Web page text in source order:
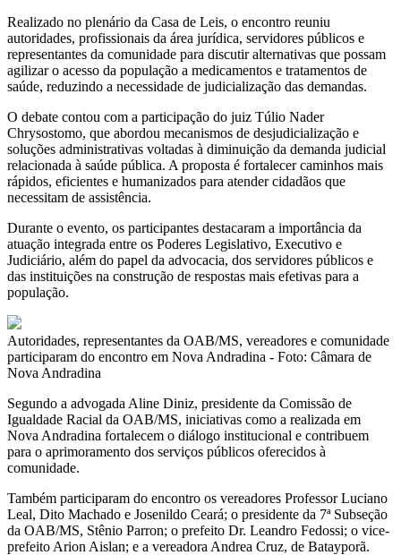
Realizado no plenário da Casa de Leis, o encontro reuniu
autoridades, profissionais da área jurídica, servidores públicos e
representantes da comunidade para discutir alternativas que possam
agilizar o acesso da população a medicamentos e tratamentos de
saúde, reduzindo a necessidade de judicialização das demandas.
O debate contou com a participação do juiz Túlio Nader
Chrysostomo, que abordou mecanismos de desjudicialização e
soluções administrativas voltadas à diminuição da demanda judicial
relacionada à saúde pública. A proposta é fortalecer caminhos mais
rápidos, eficientes e humanizados para atender cidadãos que
necessitam de assistência.
Durante o evento, os participantes destacaram a importância da
atuação integrada entre os Poderes Legislativo, Executivo e
Judiciário, além do papel da advocacia, dos servidores públicos e
das instituições na construção de respostas mais efetivas para a
população.
Autoridades, representantes da OAB/MS, vereadores e comunidade
participaram do encontro em Nova Andradina - Foto: Câmara de
Nova Andradina
Segundo a advogada Aline Diniz, presidente da Comissão de
Igualdade Racial da OAB/MS, iniciativas como a realizada em
Nova Andradina fortalecem o diálogo institucional e contribuem
para o aprimoramento dos serviços públicos oferecidos à
comunidade.
Também participaram do encontro os vereadores Professor Luciano
Leal, Dito Machado e Josenildo Ceará; o presidente da 7ª Subseção
da OAB/MS, Stênio Parron; o prefeito Dr. Leandro Fedossi; o vice-
prefeito Arion Aislan; e a vereadora Andrea Cruz, de Batayporã.